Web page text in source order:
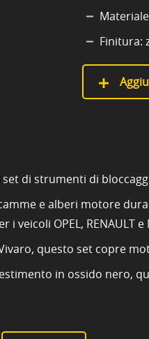
Finitura:
di strumenti di
e alberi motore
OPEL, RENAULT e
questo set copre
in ossido nero,